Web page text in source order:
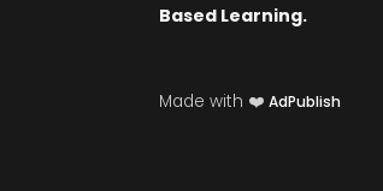
Based Learning.
Made with ❤️ AdPublish